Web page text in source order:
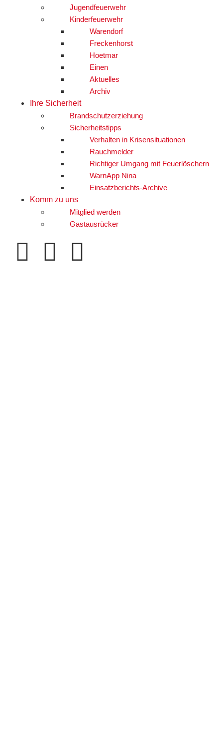
Jugendfeuerwehr
Kinderfeuerwehr
Warendorf
Freckenhorst
Hoetmar
Einen
Aktuelles
Archiv
Ihre Sicherheit
Brandschutzerziehung
Sicherheitstipps
Verhalten in Krisensituationen
Rauchmelder
Richtiger Umgang mit Feuerlöschern
WarnApp Nina
Einsatzberichts-Archive
Komm zu uns
Mitglied werden
Gastausrücker